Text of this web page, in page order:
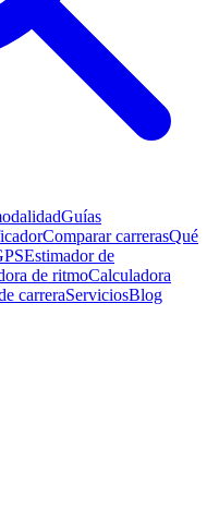
Guías
Comparar carrerasQué
Estimador de
de ritmoCalculadora
carreraServiciosBlog